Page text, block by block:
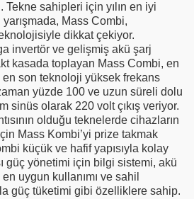
sahipleri için yılın en iyi
Mass Combi,
dikkat çekiyor.
invertör ve gelişmiş akü şarj
kasada toplayan Mass Combi, en
son teknoloji yüksek frekans
yüzde 100 ve uzun süreli dolu
sinüs olarak 220 volt çıkış veriyor.
olduğu teknelerde cihazların
Mass Kombi’yi prize takmak
küçük ve hafif yapısıyla kolay
güç yönetimi için bilgi sistemi, akü
uygun kullanımı ve sahil
güç tüketimi gibi özelliklere sahip.